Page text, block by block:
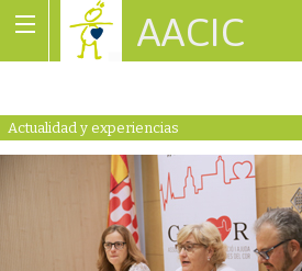
AACIC
Actualidad y experiencias